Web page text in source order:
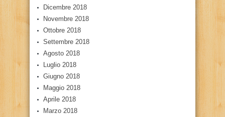
Dicembre 2018
Novembre 2018
Ottobre 2018
Settembre 2018
Agosto 2018
Luglio 2018
Giugno 2018
Maggio 2018
Aprile 2018
Marzo 2018